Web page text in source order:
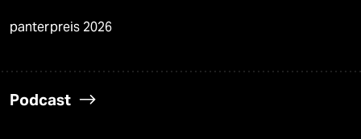
panterpreis 2026
Podcast